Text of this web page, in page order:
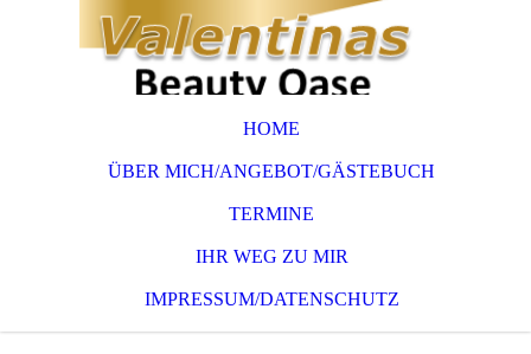
HOME
ÜBER MICH/ANGEBOT/GÄSTEBUCH
TERMINE
IHR WEG ZU MIR
IMPRESSUM/DATENSCHUTZ